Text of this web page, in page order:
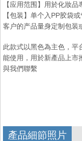
【应用范围】用於化妝
【包装】单个入PP胶袋
客户的产品量身定制包装
此款式以黑色為主色，平
能使用，用於新產品上市
與我們聯繫
產品細節照片